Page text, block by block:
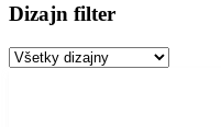
Dizajn filter